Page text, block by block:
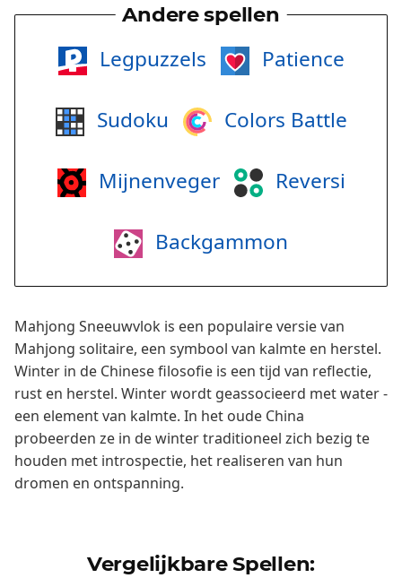
Andere spellen
Legpuzzels Patience
Sudoku Colors Battle
Mijnenveger Reversi
Backgammon
Mahjong Sneeuwvlok is een populaire versie van
Mahjong solitaire, een symbool van kalmte en herstel.
Winter in de Chinese filosofie is een tijd van reflectie,
rust en herstel. Winter wordt geassocieerd met water -
een element van kalmte. In het oude China
probeerden ze in de winter traditioneel zich bezig te
houden met introspectie, het realiseren van hun
dromen en ontspanning.
Vergelijkbare Spellen: